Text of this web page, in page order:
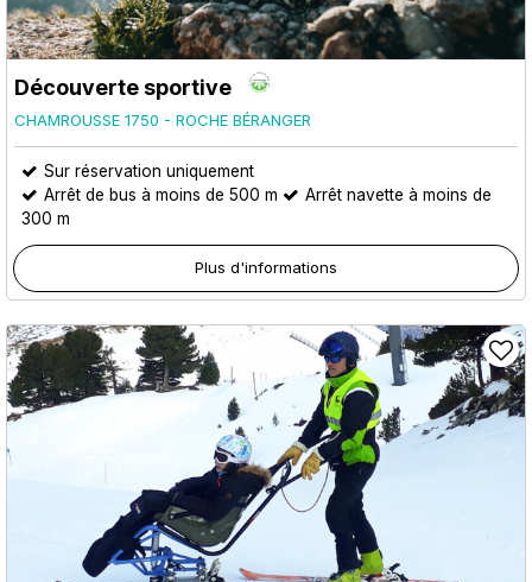
Découverte sportive
CHAMROUSSE 1750 - ROCHE BÉRANGER
Sur réservation uniquement
Arrêt de bus à moins de 500 m
Arrêt navette à moins de
300 m
Plus d'informations